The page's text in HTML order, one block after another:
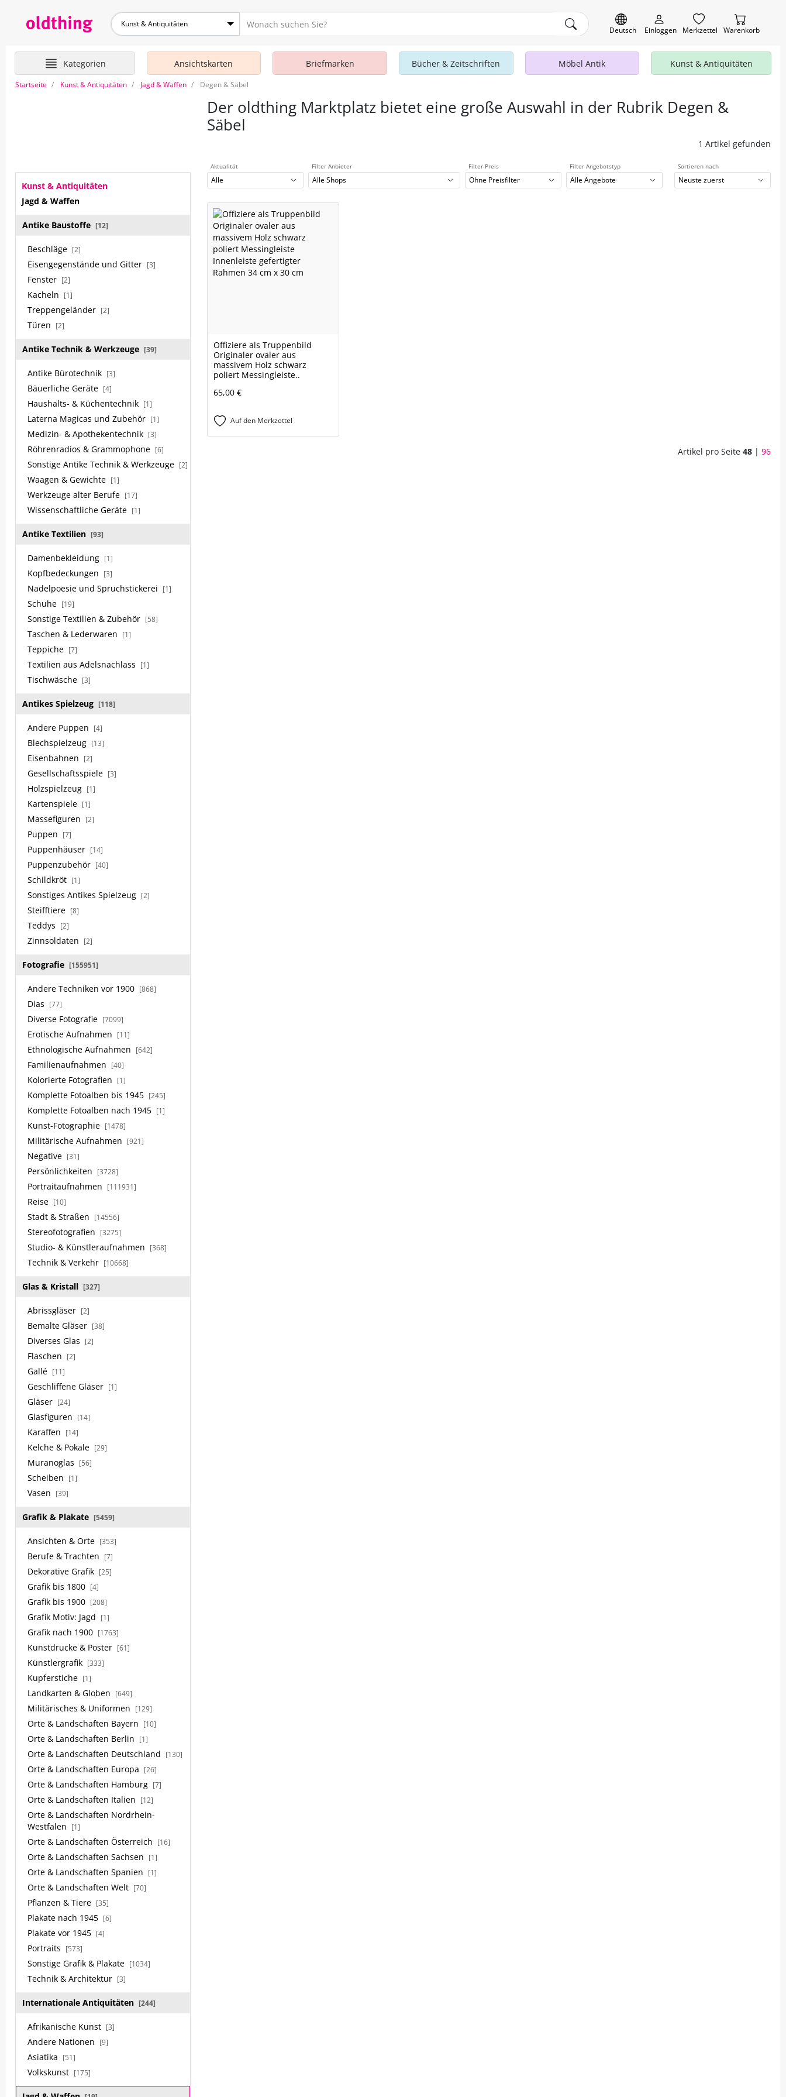
Kunst & Antiquitäten
Deutsch Einloggen Merkzettel Warenkorb
Kategorien Ansichtskarten Briefmarken Bücher & Zeitschriften Möbel Antik Kunst & Antiquitäten
Startseite Kunst & Antiquitäten Jagd & Waffen Degen & Säbel
Der oldthing Marktplatz bietet eine große Auswahl in der Rubrik Degen &
Säbel
1 Artikel gefunden
Kunst & Antiquitäten
Jagd & Waffen
Antike Baustoffe [12]
Beschläge [2]
Eisengegenstände und Gitter [3]
Fenster [2]
Kacheln [1]
Treppengeländer [2]
Türen [2]
Antike Technik & Werkzeuge [39]
Antike Bürotechnik [3]
Bäuerliche Geräte [4]
Haushalts- & Küchentechnik [1]
Laterna Magicas und Zubehör [1]
Medizin- & Apothekentechnik [3]
Röhrenradios & Grammophone [6]
Sonstige Antike Technik & Werkzeuge [2]
Waagen & Gewichte [1]
Werkzeuge alter Berufe [17]
Wissenschaftliche Geräte [1]
Antike Textilien [93]
Damenbekleidung [1]
Kopfbedeckungen [3]
Nadelpoesie und Spruchstickerei [1]
Schuhe [19]
Sonstige Textilien & Zubehör [58]
Taschen & Lederwaren [1]
Teppiche [7]
Textilien aus Adelsnachlass [1]
Tischwäsche [3]
Antikes Spielzeug [118]
Andere Puppen [4]
Blechspielzeug [13]
Eisenbahnen [2]
Gesellschaftsspiele [3]
Holzspielzeug [1]
Kartenspiele [1]
Massefiguren [2]
Puppen [7]
Puppenhäuser [14]
Puppenzubehör [40]
Schildkröt [1]
Sonstiges Antikes Spielzeug [2]
Steifftiere [8]
Teddys [2]
Zinnsoldaten [2]
Fotografie [155951]
Andere Techniken vor 1900 [868]
Dias [77]
Diverse Fotografie [7099]
Erotische Aufnahmen [11]
Ethnologische Aufnahmen [642]
Familienaufnahmen [40]
Kolorierte Fotografien [1]
Komplette Fotoalben bis 1945 [245]
Komplette Fotoalben nach 1945 [1]
Kunst-Fotographie [1478]
Militärische Aufnahmen [921]
Negative [31]
Persönlichkeiten [3728]
Portraitaufnahmen [111931]
Reise [10]
Stadt & Straßen [14556]
Stereofotografien [3275]
Studio- & Künstleraufnahmen [368]
Technik & Verkehr [10668]
Glas & Kristall [327]
Abrissgläser [2]
Bemalte Gläser [38]
Diverses Glas [2]
Flaschen [2]
Gallé [11]
Geschliffene Gläser [1]
Gläser [24]
Glasfiguren [14]
Karaffen [14]
Kelche & Pokale [29]
Muranoglas [56]
Scheiben [1]
Vasen [39]
Grafik & Plakate [5459]
Ansichten & Orte [353]
Berufe & Trachten [7]
Dekorative Grafik [25]
Grafik bis 1800 [4]
Grafik bis 1900 [208]
Grafik Motiv: Jagd [1]
Grafik nach 1900 [1763]
Kunstdrucke & Poster [61]
Künstlergrafik [333]
Kupferstiche [1]
Landkarten & Globen [649]
Militärisches & Uniformen [129]
Orte & Landschaften Bayern [10]
Orte & Landschaften Berlin [1]
Orte & Landschaften Deutschland [130]
Orte & Landschaften Europa [26]
Orte & Landschaften Hamburg [7]
Orte & Landschaften Italien [12]
Orte & Landschaften Nordrhein-
Westfalen
[1]
Orte & Landschaften Österreich [16]
Orte & Landschaften Sachsen [1]
Orte & Landschaften Spanien [1]
Orte & Landschaften Welt [70]
Pflanzen & Tiere [35]
Plakate nach 1945 [6]
Plakate vor 1945 [4]
Portraits [573]
Sonstige Grafik & Plakate [1034]
Technik & Architektur [3]
Internationale Antiquitäten [244]
Afrikanische Kunst [3]
Andere Nationen [9]
Asiatika [51]
Volkskunst [175]
Aktualität
Alle
Filter Anbieter
Alle Shops
Filter Preis
Ohne Preisfilter
Filter Angebotstyp
Alle Angebote
Sortieren nach
Neuste zuerst
Offiziere als Truppenbild
Originaler ovaler aus
massivem Holz schwarz
poliert Messingleiste..
65,00 €
Auf den Merkzettel
Artikel pro Seite 48 | 96